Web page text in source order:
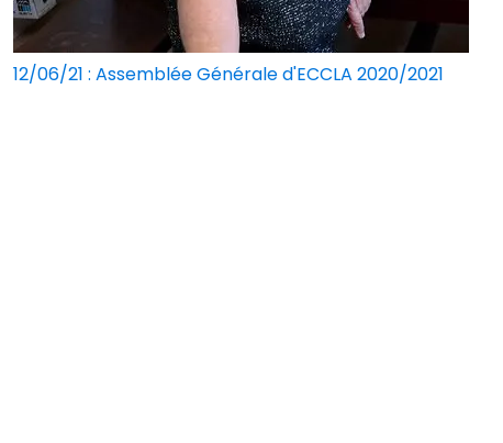
12/06/21 : Assemblée Générale d'ECCLA 2020/2021